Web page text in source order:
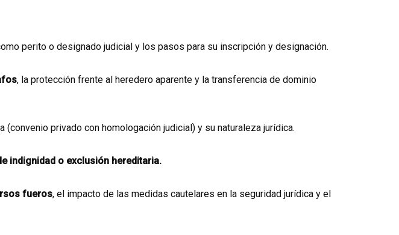
perito o designado judicial y los pasos para su inscripción y designación.
, la protección frente al heredero aparente y la transferencia de dominio
(convenio privado con homologación judicial) y su naturaleza jurídica.
indignidad o exclusión hereditaria.
fueros, el impacto de las medidas cautelares en la seguridad jurídica y el